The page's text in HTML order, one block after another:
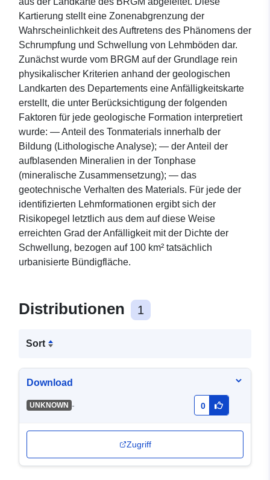
Kartierung stellt eine Zonenabgrenzung der
Wahrscheinlichkeit des Auftretens des Phänomens der
Schrumpfung und Schwellung von Lehmböden dar.
Zunächst wurde vom BRGM auf der Grundlage rein
physikalischer Kriterien anhand der geologischen
Landkarten des Departements eine Anfälligkeitskarte
erstellt, die unter Berücksichtigung der folgenden
Faktoren für jede geologische Formation interpretiert
wurde: — Anteil des Tonmaterials innerhalb der
Bildung (Lithologische Analyse); — der Anteil der
aufblasenden Mineralien in der Tonphase
(mineralische Zusammensetzung); — das
geotechnische Verhalten des Materials. Für jede der
identifizierten Lehmformationen ergibt sich der
Risikopegel letztlich aus dem auf diese Weise
erreichten Grad der Anfälligkeit mit der Dichte der
Schwellung, bezogen auf 100 km² tatsächlich
urbanisierte Bündigfläche.
Distributionen 1
Sort
Download
UNKNOWN - 0
Zugriff